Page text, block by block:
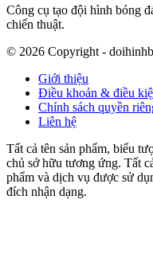
Công cụ tạo đội hình bóng
chiến thuật.
© 2026 Copyright -
Giới thiệu
Điều khoản & điều
Chính sách quyền
Liên hệ
Tất cả tên sản phẩm, biểu
chủ sở hữu tương ứng. Tất
phẩm và dịch vụ được sử
đích nhận dạng.